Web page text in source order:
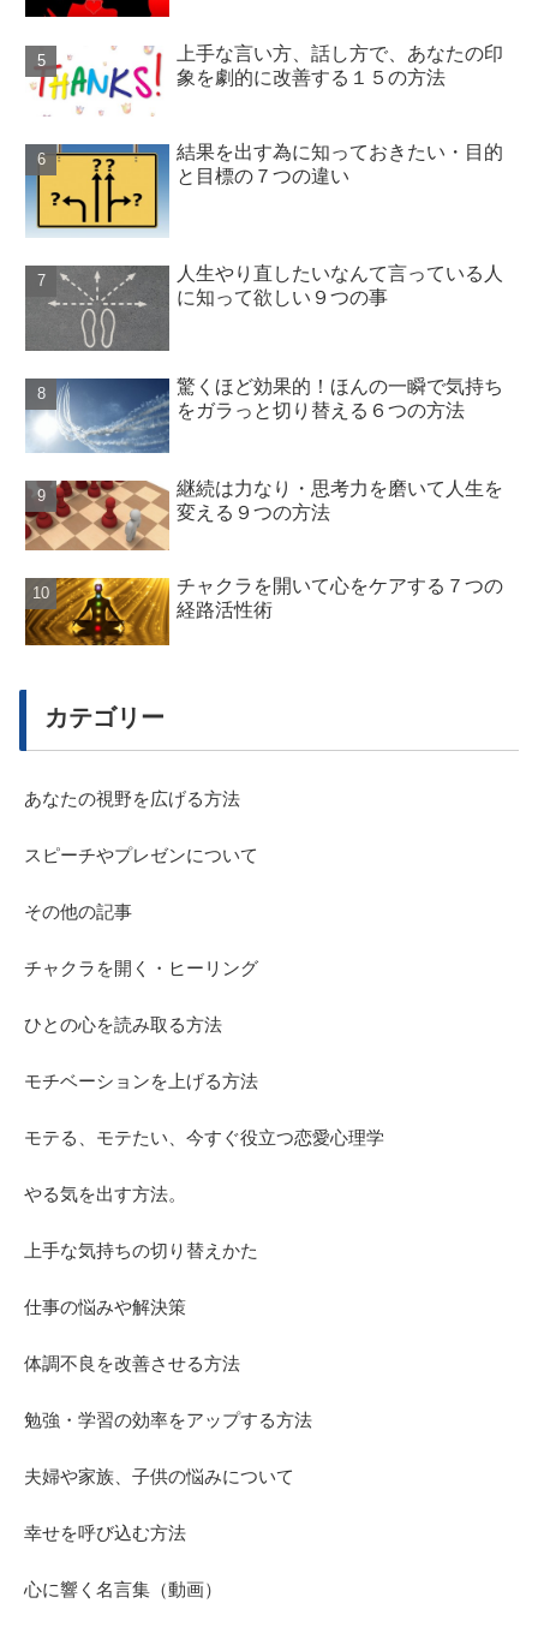
上手な言い方、話し方で、あなたの印
象を劇的に改善する１５の方法
結果を出す為に知っておきたい・目的
と目標の７つの違い
人生やり直したいなんて言っている人
に知って欲しい９つの事
驚くほど効果的！ほんの一瞬で気持ち
をガラっと切り替える６つの方法
継続は力なり・思考力を磨いて人生を
変える９つの方法
チャクラを開いて心をケアする７つの
経路活性術
カテゴリー
あなたの視野を広げる方法
スピーチやプレゼンについて
その他の記事
チャクラを開く・ヒーリング
ひとの心を読み取る方法
モチベーションを上げる方法
モテる、モテたい、今すぐ役立つ恋愛心理学
やる気を出す方法。
上手な気持ちの切り替えかた
仕事の悩みや解決策
体調不良を改善させる方法
勉強・学習の効率をアップする方法
夫婦や家族、子供の悩みについて
幸せを呼び込む方法
心に響く名言集（動画）